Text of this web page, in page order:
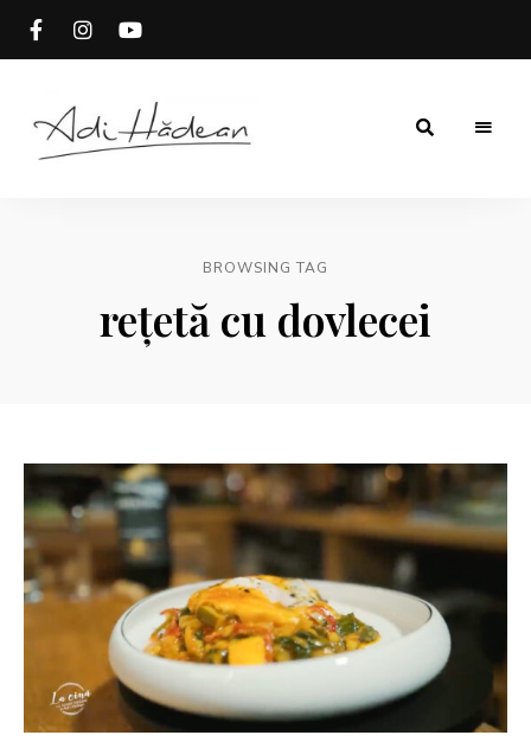
BROWSING TAG
rețetă cu dovlecei